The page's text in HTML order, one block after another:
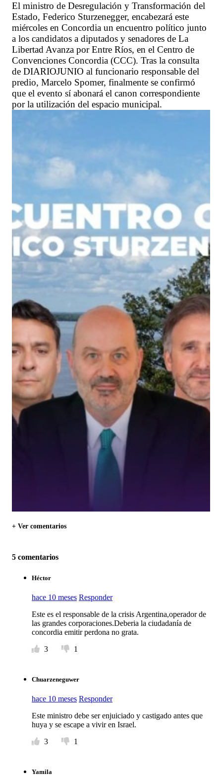
El ministro de Desregulación y Transformación del
Estado, Federico Sturzenegger, encabezará este
miércoles en Concordia un encuentro político junto
a los candidatos a diputados y senadores de La
Libertad Avanza por Entre Ríos, en el Centro de
Convenciones Concordia (CCC). Tras la consulta
de DIARIOJUNIO al funcionario responsable del
predio, Marcelo Spomer, finalmente se confirmó
que el evento sí abonará el canon correspondiente
por la utilización del espacio municipal.
+ Ver comentarios
5 comentarios
Héctor
hace 10 meses Responder
Este es el responsable de la crisis Argentina,operador de
las grandes corporaciones.Deberia la ciudadanía de
concordia emitir perdona no grata.
3
1
Chuarzeneguwer
hace 10 meses Responder
Este ministro debe ser enjuiciado y castigado antes que
huya y se escape a vivir en Israel.
3
1
Yamila